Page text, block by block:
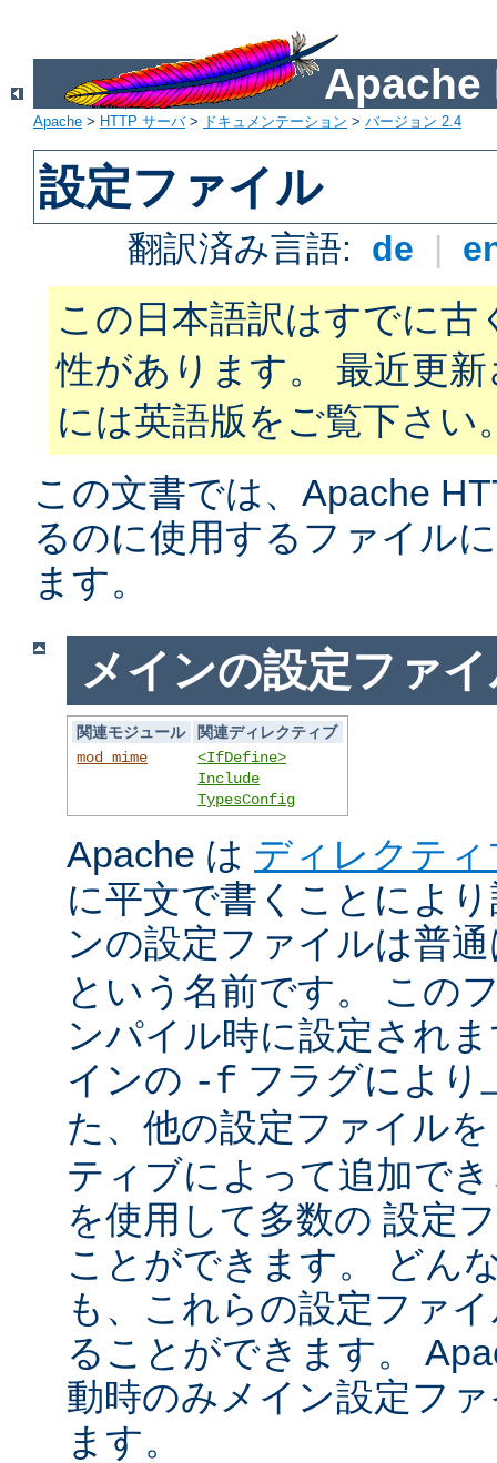
Apache
Apache > HTTP サーバ> ドキュメンテーション > バージョン 2.4
設定ファイル
翻訳済み言語: de |
この日本語訳はすでに古
性があります。 最近更
には英語版をご覧下さい
この文書では、Apache
るのに使用するファイル
ます。
メインの設定ファ
関連モジュール
関連ディレクティブ
mod_mime
<IfDefine>
Include
TypesConfig
Apache は ディレクティ
に平文で書くことによ
ンの設定ファイルは普
という名前です。 この
ンパイル時に設定され
インの -f フラグにより
た、他の設定ファイル
ティブによって追加で
を使用して多数の 設定
ことができます。 どん
も、これらの設定ファ
ることができます。
動時のみメイン設定フ
ます。